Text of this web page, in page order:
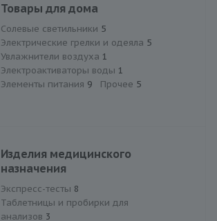
Товары для дома
Солевые светильники 5
Электрические грелки и одеяла 5
Увлажнители воздуха 1
Электроактиваторы воды 1
Элементы питания 9 Прочее 5
Изделия медицинского
назначения
Экспресс-тесты 8
Таблетницы и пробирки для
анализов 3